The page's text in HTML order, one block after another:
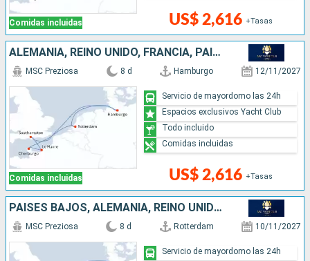
Comidas incluidas US$ 2,616 +Tasas
ALEMANIA, REINO UNIDO, FRANCIA, PAISES BAJOS
Comidas incluidas
MSC Preziosa 8 d Hamburgo 12/11/2027
US$ 2,616 +Tasas
Servicio de mayordomo las 24h
Espacios exclusivos Yacht Club
Todo incluido
Comidas incluidas
PAISES BAJOS, ALEMANIA, REINO UNIDO, FRANCIA
MSC Preziosa 8 d Rotterdam 10/11/2027
Servicio de mayordomo las 24h